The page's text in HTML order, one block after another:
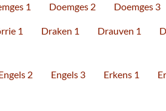
1 Doemges 2 Doemges 3
1 Draken 1 Drauven 1
2 Engels 3 Erkens 1